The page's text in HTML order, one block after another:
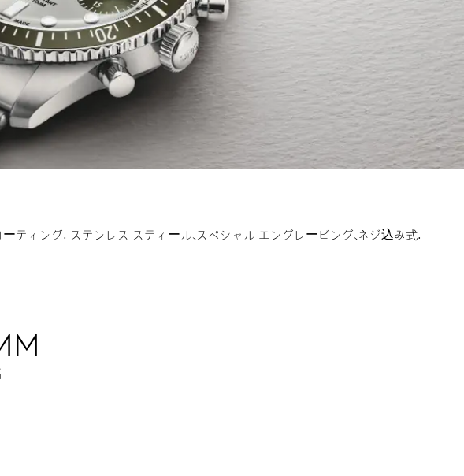
ーティング. ステンレス スティール、スペシャル エングレービング、ネジ込み式.